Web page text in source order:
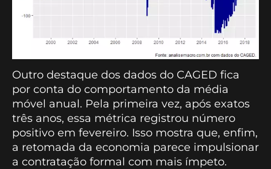
Outro destaque dos dados do CAGED fica
por conta do comportamento da média
móvel anual. Pela primeira vez, após exatos
três anos, essa métrica registrou número
positivo em fevereiro. Isso mostra que, enfim,
a retomada da economia parece impulsionar
a contratação formal com mais ímpeto.